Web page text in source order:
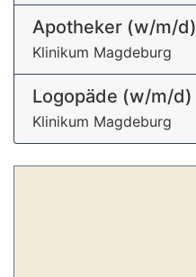
Apotheker (w/m/d)
Klinikum Magdeburg
Logopäde (w/m/d)
Klinikum Magdeburg